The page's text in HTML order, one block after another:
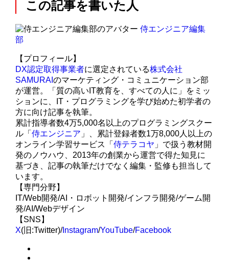
この記事を書いた人
侍エンジニア編集
部
【プロフィール】
DX認定取得事業者に選定されている株式会社
SAMURAIのマーケティング・コミュニケーション部
が運営。「質の高いIT教育を、すべての人に」をミッ
ションに、IT・プログラミングを学び始めた初学者の
方に向け記事を執筆。
累計指導者数4万5,000名以上のプログラミングスクー
ル「侍エンジニア 」、累計登録者数1万8,000人以上の
オンライン学習サービス「侍テラコヤ 」で扱う教材開
発のノウハウ、2013年の創業から運営で得た知見に
基づき、記事の執筆だけでなく編集・監修も担当して
います。
【専門分野】
IT/Web開発/AI・ロボット開発/インフラ開発/ゲーム開
発/AI/Webデザイン
【SNS】
X(旧:Twitter)/Instagram/YouTube/Facebook